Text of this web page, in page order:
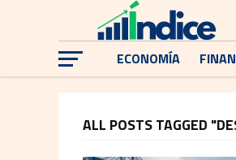
ECONOMÍA
ALL POSTS TAGGED